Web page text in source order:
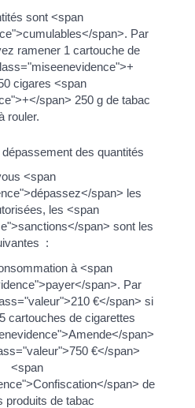
sont <span
span>. Par
ramener 1 cartouche de
cigares <span
span> 250 g de tabac
rouler.
des quantités
<span
span> les
les <span
span> sont les
:
à <span
span>. Par
€</span> si
cartouches de cigarettes
span>
€</span>
<span
span> de
produits de tabac